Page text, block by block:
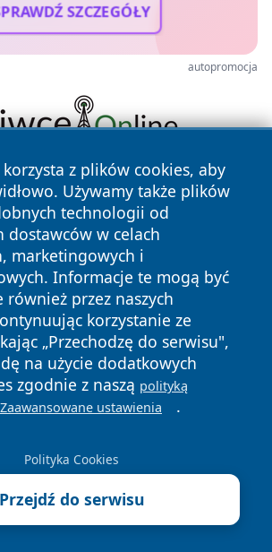
SZCZEGÓŁY
autopromocja
z plików cookies, aby
Używamy także plików
technologii od
dostawców w celach
marketingowych i
Informacje te mogą być
również przez naszych
korzystanie ze
„Przechodzę do serwisu",
na użycie dodatkowych
zgodnie z naszą polityką
Zaawansowane ustawienia .
Polityka Cookies
Przejdź do serwisu
Wszystkie prawa
Polityka
Prywatności
Polityka
Cookies